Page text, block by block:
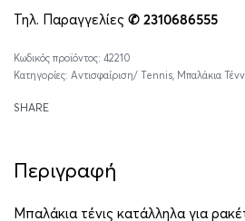
Τηλ. Παραγγελίες ✆ 2310686555
42210
Κατηγορίες: Αντισφαίριση/ Tennis, Μπαλάκια
SHARE
Περιγραφή
Μπαλάκια τένις κατάλληλα για